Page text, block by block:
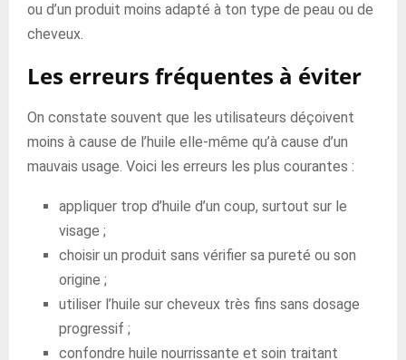
ou d’un produit moins adapté à ton type de peau ou de
cheveux.
Les erreurs fréquentes à éviter
On constate souvent que les utilisateurs déçoivent
moins à cause de l’huile elle-même qu’à cause d’un
mauvais usage. Voici les erreurs les plus courantes :
appliquer trop d’huile d’un coup, surtout sur le
visage ;
choisir un produit sans vérifier sa pureté ou son
origine ;
utiliser l’huile sur cheveux très fins sans dosage
progressif ;
confondre huile nourrissante et soin traitant